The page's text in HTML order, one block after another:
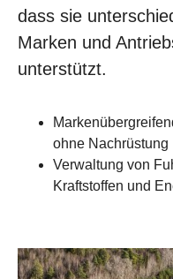
dass sie
Marken und
unterstützt.
ohne Nachrüstung
Verwaltung von
Kraftstoffen und